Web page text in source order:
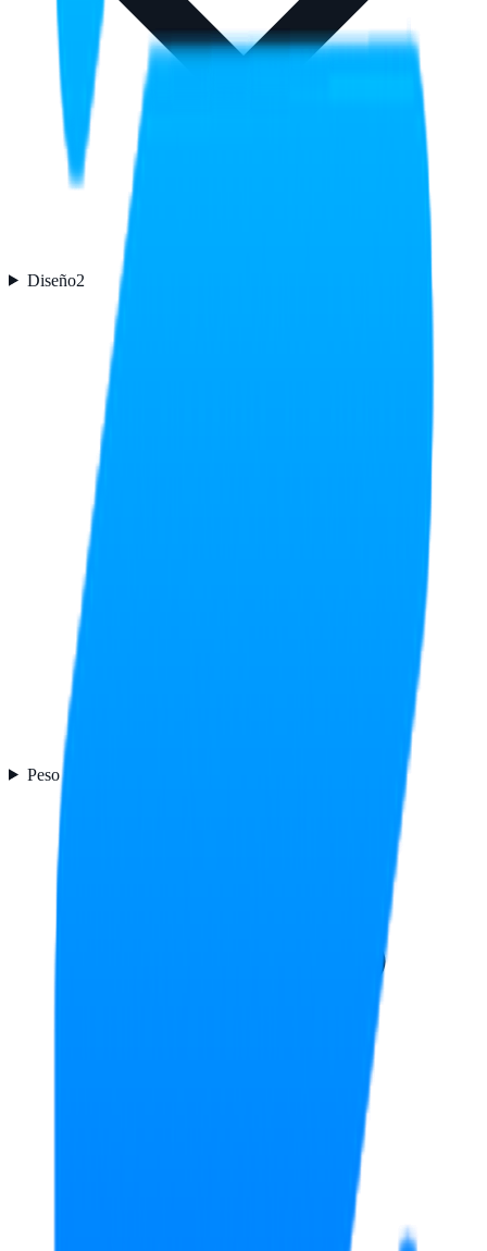
Diseño2
Peso y dimensiones